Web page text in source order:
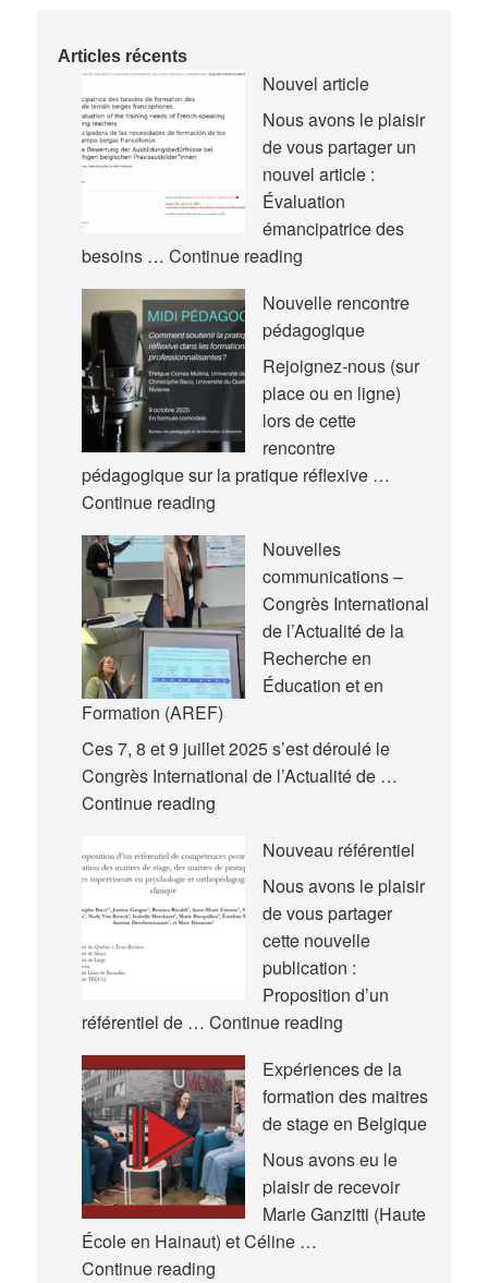
Articles récents
Nouvel article
Nous avons le plaisir
de vous partager un
nouvel article :
Évaluation
émancipatrice des
besoins … Continue readingNouvel
Nouvelle rencontre
pédagogique
Rejoignez-nous (sur
place ou en ligne)
lors de cette
rencontre
pédagogique sur la pratique réflexive …
Continue readingNouvelle
pédagogique
Nouvelles
communications –
Congrès International
de l’Actualité de la
Recherche en
Éducation et en
Formation (AREF)
Ces 7, 8 et 9 juillet 2025 s’est déroulé le
Congrès International de l’Actualité de …
Continue readingNouvelles
–
Congrès
International
l’Actualité
la
en
Éducation
et
en
Formation
(AREF)
Nouveau référentiel
Nous avons le plaisir
de vous partager
cette nouvelle
publication :
Proposition d’un
référentiel de … Continue readingNouveau
Expériences de la
formation des maitres
de stage en Belgique
Nous avons eu le
plaisir de recevoir
Marie Ganzitti (Haute
École en Hainaut) et Céline …
Continue readingExpériences